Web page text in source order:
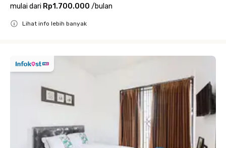
mulai dari Rp1.700.000 /bulan
Lihat info lebih banyak